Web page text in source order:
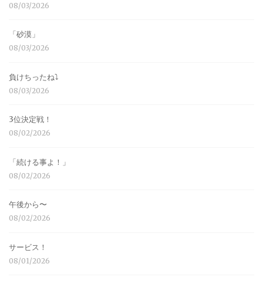
08/03/2026
「砂漠」
08/03/2026
負けちったね⤵︎
08/03/2026
3位決定戦！
08/02/2026
「続ける事よ！」
08/02/2026
午後から〜
08/02/2026
サービス！
08/01/2026